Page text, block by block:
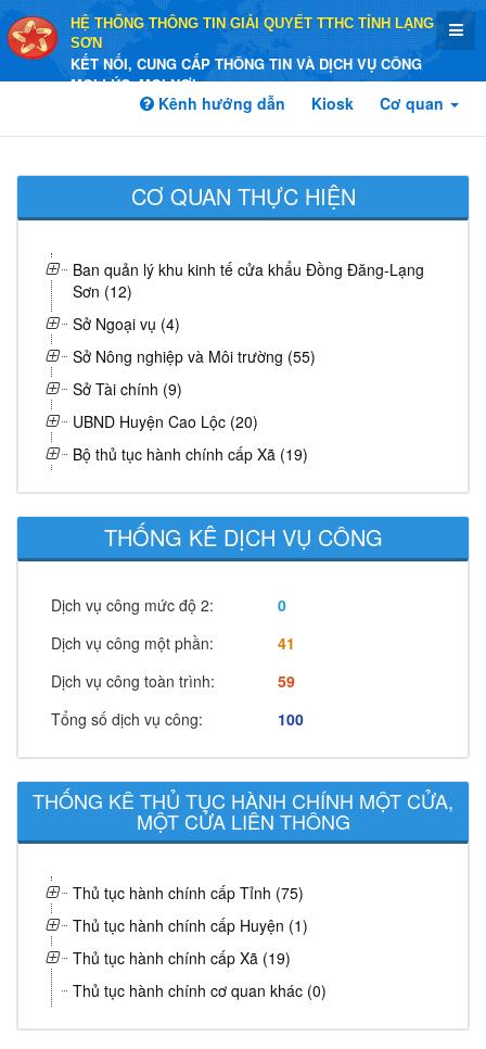
HỆ THỐNG THÔNG TIN GIẢI QUYẾT TTHC TỈNH LẠNG
SƠN
KẾT NỐI, CUNG CẤP THÔNG TIN VÀ DỊCH VỤ CÔNG
MỌI LÚC, MỌI NƠI
Kênh hướng dẫn Kiosk Cơ quan
CƠ QUAN THỰC HIỆN
Ban quản lý khu kinh tế cửa khẩu Đồng Đăng-Lạng
Sơn (12)
Sở Ngoại vụ (4)
Sở Nông nghiệp và Môi trường (55)
Sở Tài chính (9)
UBND Huyện Cao Lộc (20)
Bộ thủ tục hành chính cấp Xã (19)
THỐNG KÊ DỊCH VỤ CÔNG
Dịch vụ công mức độ 2:
0
Dịch vụ công một phần:
41
Dịch vụ công toàn trình:
59
Tổng số dịch vụ công:
100
THỐNG KÊ THỦ TỤC HÀNH CHÍNH MỘT CỬA,
MỘT CỬA LIÊN THÔNG
Thủ tục hành chính cấp Tỉnh (75)
Thủ tục hành chính cấp Huyện (1)
Thủ tục hành chính cấp Xã (19)
Thủ tục hành chính cơ quan khác (0)